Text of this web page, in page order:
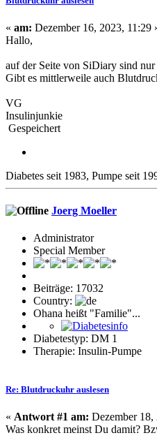
« am: Dezember 16, 2023, 11:29
Hallo,
auf der Seite von SiDiary sind
Gibt es mittlerweile auch
VG
Insulinjunkie
Gespeichert
Diabetes seit 1983, Pumpe seit
Joerg Moeller
Administrator
Special Member
Beiträge: 17032
Country:
Ohana heißt "Familie"...
Diabetestyp: DM 1
Therapie: Insulin-Pumpe
Re: Blutdruckuhr auslesen
« Antwort #1 am: Dezember 18,
Was konkret meinst Du damit?